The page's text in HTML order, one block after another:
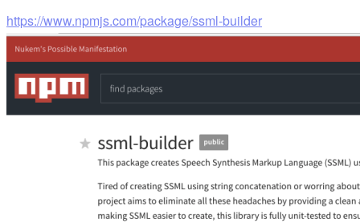
https://www.npmjs.com/package/ssml-builder